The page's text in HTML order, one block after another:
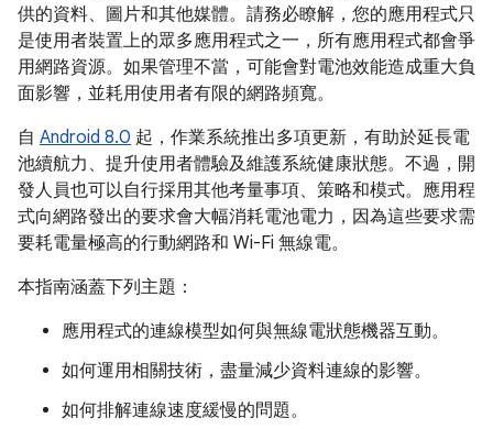
供的資料、圖片和其他媒體。請務必瞭解，您的應用程式只
是使用者裝置上的眾多應用程式之一，所有應用程式都會爭
用網路資源。如果管理不當，可能會對電池效能造成重大負
面影響，並耗用使用者有限的網路頻寬。
自 Android 8.0 起，作業系統推出多項更新，有助於延長電
池續航力、提升使用者體驗及維護系統健康狀態。不過，開
發人員也可以自行採用其他考量事項、策略和模式。應用程
式向網路發出的要求會大幅消耗電池電力，因為這些要求需
要耗電量極高的行動網路和 Wi-Fi 無線電。
本指南涵蓋下列主題：
應用程式的連線模型如何與無線電狀態機器互動。
如何運用相關技術，盡量減少資料連線的影響。
如何排解連線速度緩慢的問題。